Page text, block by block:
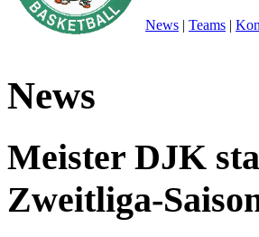
News | Teams |
News
Meister DJK
Zweitliga-